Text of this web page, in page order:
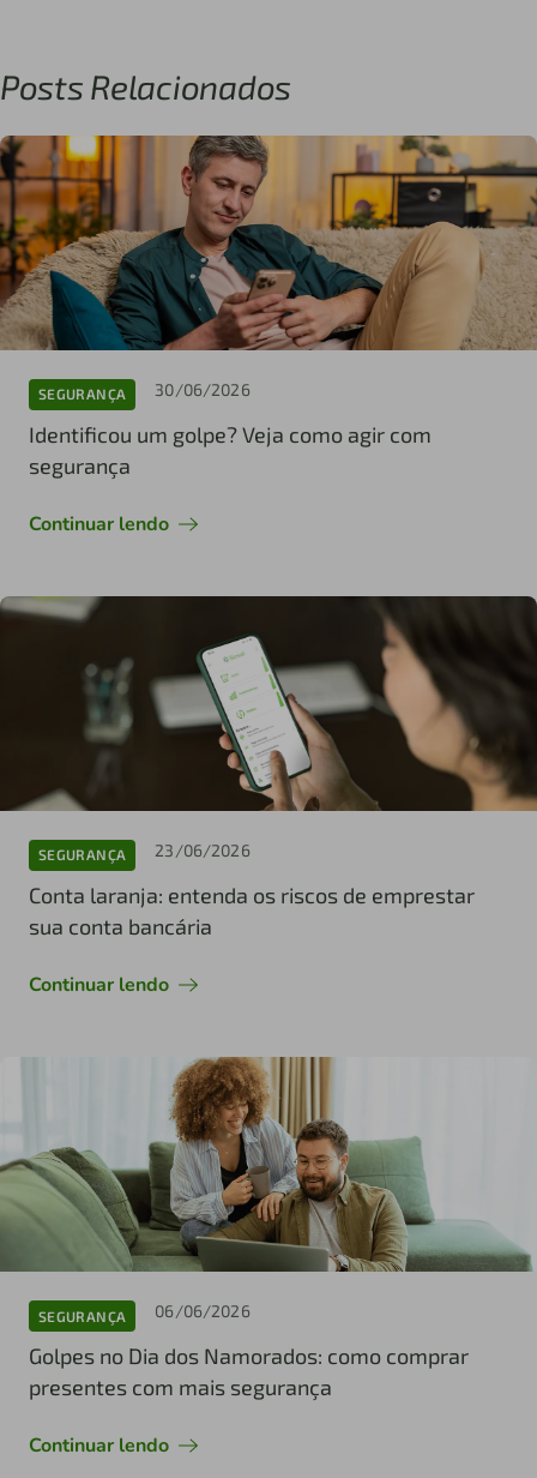
Posts Relacionados
SEGURANÇA 30/06/2026
Identificou um golpe? Veja como agir com
segurança
Continuar lendo
SEGURANÇA 23/06/2026
Conta laranja: entenda os riscos de emprestar
sua conta bancária
Continuar lendo
SEGURANÇA 06/06/2026
Golpes no Dia dos Namorados: como comprar
presentes com mais segurança
Continuar lendo